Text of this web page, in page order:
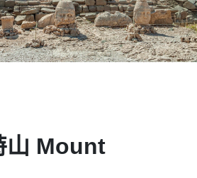
山 Mount